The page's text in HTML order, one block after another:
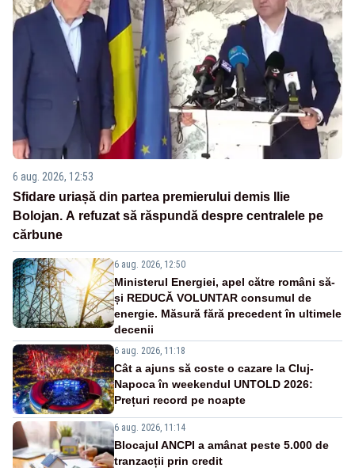
6 aug. 2026, 12:53
Sfidare uriașă din partea premierului demis Ilie
Bolojan. A refuzat să răspundă despre centralele pe
cărbune
6 aug. 2026, 12:50
Ministerul Energiei, apel către români să-
și REDUCĂ VOLUNTAR consumul de
energie. Măsură fără precedent în ultimele
decenii
6 aug. 2026, 11:18
Cât a ajuns să coste o cazare la Cluj-
Napoca în weekendul UNTOLD 2026:
Prețuri record pe noapte
6 aug. 2026, 11:14
Blocajul ANCPI a amânat peste 5.000 de
tranzacții prin credit